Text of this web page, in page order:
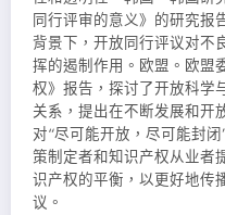
同行评审的意义》的研究报
背景下，开放同行评议对不
挥的遏制作用。欧盟。欧盟
权》报告，探讨了开放科学
关系，提出在不断发展和开
对“尽可能开放，尽可能封
策制定者和知识产权从业者
识产权的平衡，以更好地传
议。